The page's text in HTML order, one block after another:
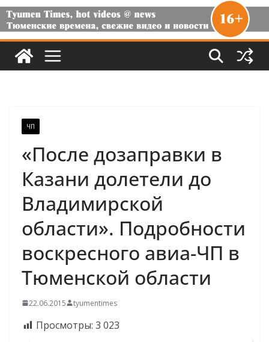
ЧП
«После дозаправки в
Казани долетели до
Владимирской
области». Подробности
воскресного авиа-ЧП в
Тюменской области
22.06.2015 tyumentimes
Просмотры: 3 023